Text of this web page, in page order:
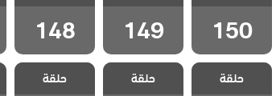
150
150
149
149
148
148
مسلسل شارع
السلام الحلقة
حلقة
مسلسل شارع
السلام الحلقة
حلقة
مسلسل شارع
السلام الحلقة
حلقة